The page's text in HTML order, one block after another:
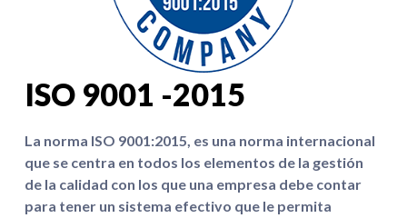
ISO 9001 -2015
La norma ISO 9001:2015, es una norma internacional
que se centra en todos los elementos de la gestión
de la calidad con los que una empresa debe contar
para tener un sistema efectivo que le permita